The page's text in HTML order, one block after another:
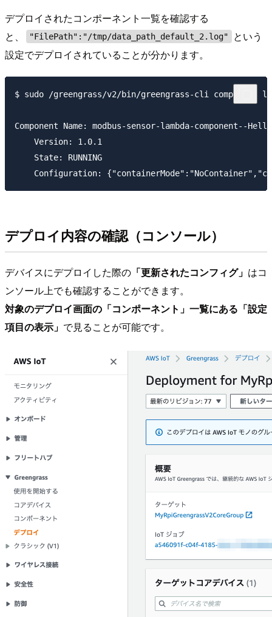
デプロイされたコンポーネント一覧を確認する
と、
"FilePath":"/tmp/data_path_default_2.log"
という
設定でデプロイされていることが分かります。
$ sudo /greengrass/v2/bin/greengrass-cli component
Component Name: modbus-sensor-lambda-component--
    Version: 1.0.1
    State: RUNNING
デプロイ内容の確認（コンソール）
デバイスにデプロイした際の 「更新されたコンフィグ」 はコ
ンソール上でも確認することができます。
対象のデプロイ画面の「コンポーネント」一覧にある「設定
項目の表示」 で見ることが可能です。